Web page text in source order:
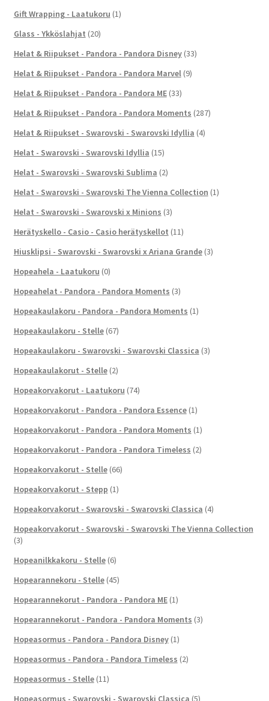
Gift Wrapping - Laatukoru (1)
Glass - Ykköslahjat (20)
Helat & Riipukset - Pandora - Pandora Disney (33)
Helat & Riipukset - Pandora - Pandora Marvel (9)
Helat & Riipukset - Pandora - Pandora ME (33)
Helat & Riipukset - Pandora - Pandora Moments (287)
Helat & Riipukset - Swarovski - Swarovski Idyllia (4)
Helat - Swarovski - Swarovski Idyllia (15)
Helat - Swarovski - Swarovski Sublima (2)
Helat - Swarovski - Swarovski The Vienna Collection (1)
Helat - Swarovski - Swarovski x Minions (3)
Herätyskello - Casio - Casio herätyskellot (11)
Hiusklipsi - Swarovski - Swarovski x Ariana Grande (3)
Hopeahela - Laatukoru (0)
Hopeahelat - Pandora - Pandora Moments (3)
Hopeakaulakoru - Pandora - Pandora Moments (1)
Hopeakaulakoru - Stelle (67)
Hopeakaulakoru - Swarovski - Swarovski Classica (3)
Hopeakaulakorut - Stelle (2)
Hopeakorvakorut - Laatukoru (74)
Hopeakorvakorut - Pandora - Pandora Essence (1)
Hopeakorvakorut - Pandora - Pandora Moments (1)
Hopeakorvakorut - Pandora - Pandora Timeless (2)
Hopeakorvakorut - Stelle (66)
Hopeakorvakorut - Stepp (1)
Hopeakorvakorut - Swarovski - Swarovski Classica (4)
Hopeakorvakorut - Swarovski - Swarovski The Vienna Collection
(3)
Hopeanilkkakoru - Stelle (6)
Hopearannekoru - Stelle (45)
Hopearannekorut - Pandora - Pandora ME (1)
Hopearannekorut - Pandora - Pandora Moments (3)
Hopeasormus - Pandora - Pandora Disney (1)
Hopeasormus - Pandora - Pandora Timeless (2)
Hopeasormus - Stelle (11)
Hopeasormus - Swarovski - Swarovski Classica (5)